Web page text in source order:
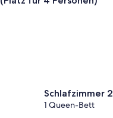
Schlafzimmer 2
1 Queen-Bett